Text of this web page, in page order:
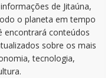
de Jitaúna,
o planeta em tempo
encontrará conteúdos
sobre os mais
tecnologia,